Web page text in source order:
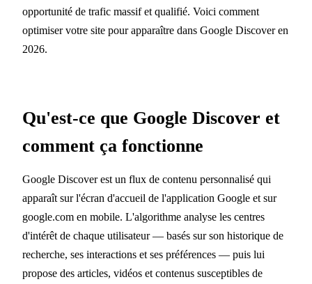
opportunité de trafic massif et qualifié. Voici comment
optimiser votre site pour apparaître dans Google Discover en
2026.
Qu'est-ce que Google Discover et
comment ça fonctionne
Google Discover est un flux de contenu personnalisé qui
apparaît sur l'écran d'accueil de l'application Google et sur
google.com en mobile. L'algorithme analyse les centres
d'intérêt de chaque utilisateur — basés sur son historique de
recherche, ses interactions et ses préférences — puis lui
propose des articles, vidéos et contenus susceptibles de